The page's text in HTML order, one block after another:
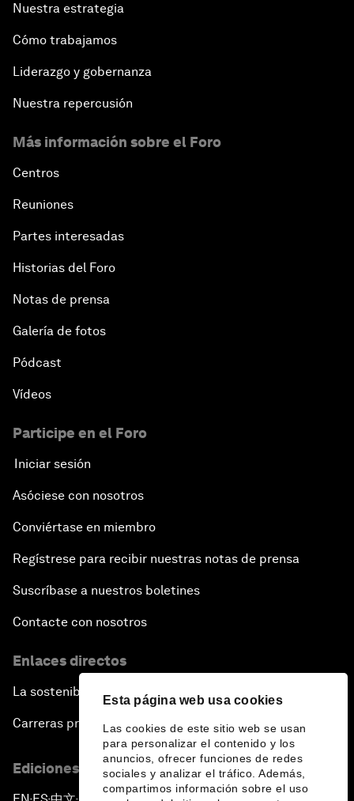
Esta página web usa cookies
Las cookies de este sitio web se usan
para personalizar el contenido y los
anuncios, ofrecer funciones de redes
sociales y analizar el tráfico. Además,
compartimos información sobre el uso
China: The Next World Leader?
Artificial Intelligence Unleashed
The Global Implications of China's Financial
Northern Lights: A Nordic Perspective on
Security Outlook for the Korean Peninsula
Bridging the Gender Divide
Pioneering the Sharing Economy
Co-Chair Roundtable: Shaping Healthcare Reform
The Smart City Revolution
Dragon Science
The Race towards Smart Mobility
One Belt, One Road: The Global Implications
Climate's Next Frontier
Leading the Energy Transition
Nuestra estrategia
Cómo trabajamos
Liderazgo y gobernanza
Nuestra repercusión
Más información sobre el Foro
Centros
Reuniones
Partes interesadas
Historias del Foro
Notas de prensa
Galería de fotos
Pódcast
Vídeos
Participe en el Foro
Iniciar sesión
Asóciese con nosotros
Conviértase en miembro
Regístrese para recibir nuestras notas de prensa
Suscríbase a nuestros boletines
Contacte con nosotros
Enlaces directos
La sostenibilidad en el Foro
Carreras profesionales
Ediciones en otros idiomas
▪ ▪ ▪